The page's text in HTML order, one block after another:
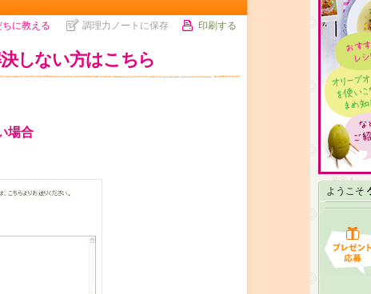
ちに教える 調理力ノートに保存 印刷する
しない方はこちら
場合
ようこそ